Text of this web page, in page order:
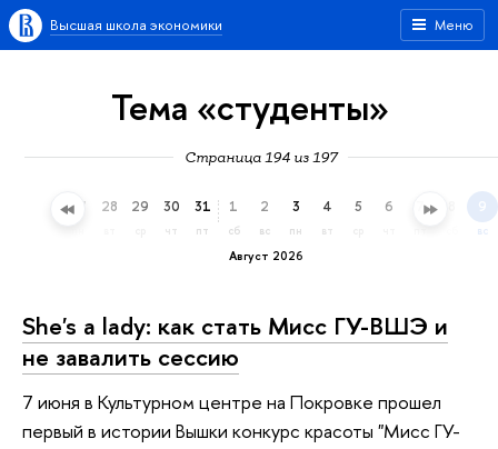
Меню
Высшая школа экономики
Тема «студенты»
Страница 194 из 197
27 28 29 30
чт
31
пт
Август 2026
1
сб
2
вс
3
пн
4
вт
5 6 7 9
вс
She's a lady: как стать Мисс ГУ-ВШЭ и
не завалить сессию
7 июня в Культурном центре на Покровке прошел
первый в истории Вышки конкурс красоты "Мисс ГУ-